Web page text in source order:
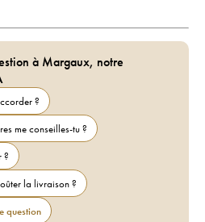
à Margaux, notre
?
me conseilles-tu ?
?
la livraison ?
question